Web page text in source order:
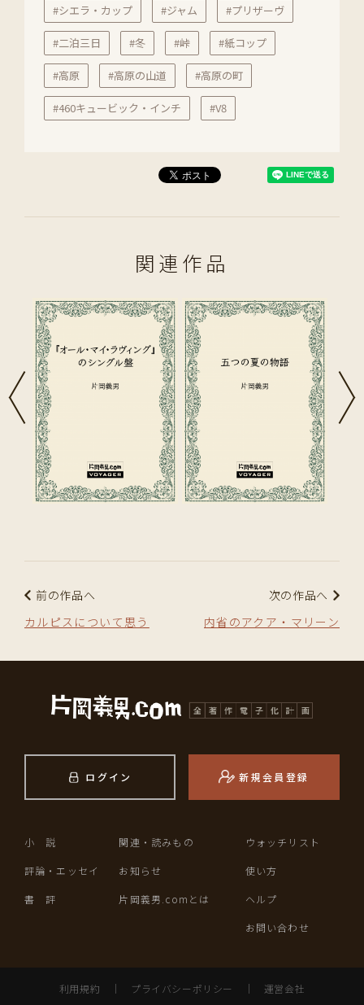
#シエラ・カップ #ジャム #プリザーヴ
#二泊三日 #冬 #峠 #紙コップ
#高原 #高原の山道 #高原の町
#460キュービック・インチ #V8
関連作品
前の作品へ
カルピスについて思う
次の作品へ
内省のアクア・マリーン
ログイン 新規会員登録
小 説
評論・エッセイ
書 評
関連・読みもの
お知らせ
片岡義男.comとは
ウォッチリスト
使い方
ヘルプ
お問い合わせ
利用規約 ｜ プライバシーポリシー ｜ 運営会社